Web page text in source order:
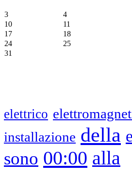
3 4
10
11
17
18
24
25
31
elettrico
installazione della
sono 00:00 alla